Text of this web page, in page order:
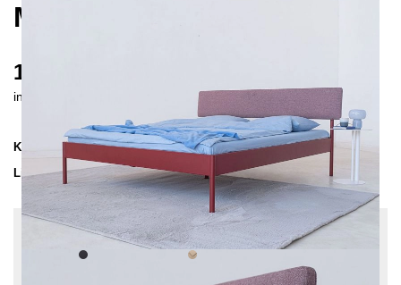
METALLBETT 200X200 CM
1355 €
inkl. MwSt. inkl. Versandkosten (DE)
Kollektion
ATROX
Lieferzeit
4-5 Wochen| vsl. 5. Sep - 12. Sep
Konfiguration bearbeiten
Schwarz, Stoff:
Beige - Struktur,